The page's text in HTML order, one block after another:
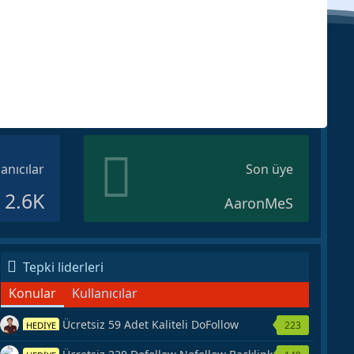
2.6K
Son üye
AaronMeS
Tepki liderleri
Konular
Kullanıcılar
HEDİYE Ücretsiz 59 Adet Kaliteli DoFollow
Backlink Kaynağı Veriyorum.
223